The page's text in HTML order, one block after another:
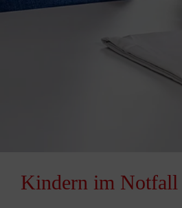
Kindern im Notfall